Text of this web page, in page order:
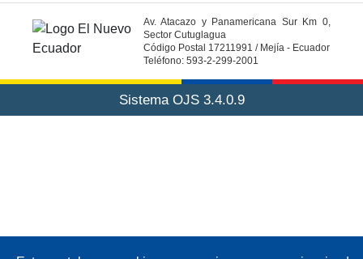
Av. Atacazo y Panamericana Sur Km 0,
Sector Cutuglagua
Código Postal 17211991 / Mejía - Ecuador
Teléfono: 593-2-299-2001
Sistema OJS 3.4.0.9